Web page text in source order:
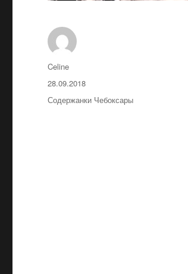
Автор
Celine
Опубликовано
28.09.2018
Рубрики
Содержанки Чебоксары